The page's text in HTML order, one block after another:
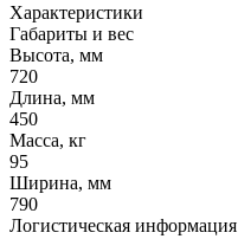
Характеристики
Габариты и вес
Высота, мм
720
Длина, мм
450
Масса, кг
95
Ширина, мм
790
Логистическая информация